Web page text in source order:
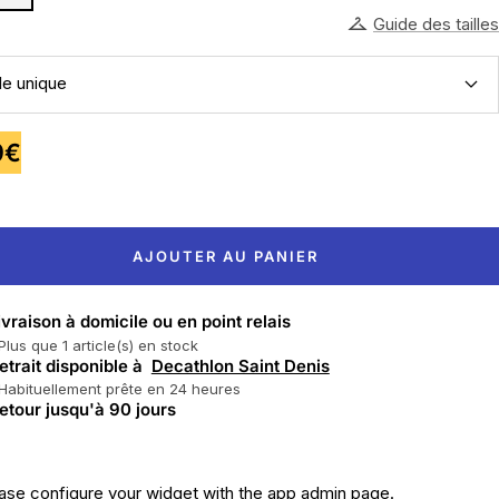
Guide des tailles
unique
AJOUTER AU PANIER
à domicile ou en point relais
que 1 article(s) en stock
disponible à Decathlon Saint Denis
Habituellement prête en 24 heures
jusqu'à 90 jours
configure your widget with the app admin page.